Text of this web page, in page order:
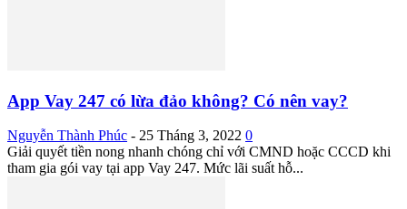
App Vay 247 có lừa đảo không? Có nên vay?
Nguyễn Thành Phúc - 25 Tháng 3, 2022 0
Giải quyết tiền nong nhanh chóng chỉ với CMND hoặc CCCD khi
tham gia gói vay tại app Vay 247. Mức lãi suất hỗ...